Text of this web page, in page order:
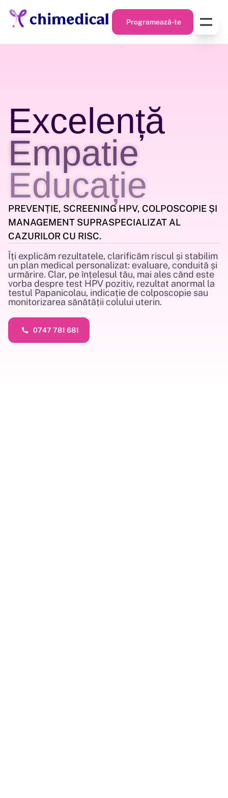
Programează-te
Programează-te
PREVENȚIE, SCREENING HPV, COLPOSCOPIE ȘI
MANAGEMENT SUPRASPECIALIZAT AL
CAZURILOR CU RISC.
Îți explicăm rezultatele, clarificăm riscul și stabilim
un plan medical personalizat: evaluare, conduită și
urmărire. Clar, pe înțelesul tău, mai ales când este
vorba despre test HPV pozitiv, rezultat anormal la
testul Papanicolau, indicație de colposcopie sau
monitorizarea sănătății colului uterin.
0747 781 681
0747 781 681
Excelență
Empatie
Educație